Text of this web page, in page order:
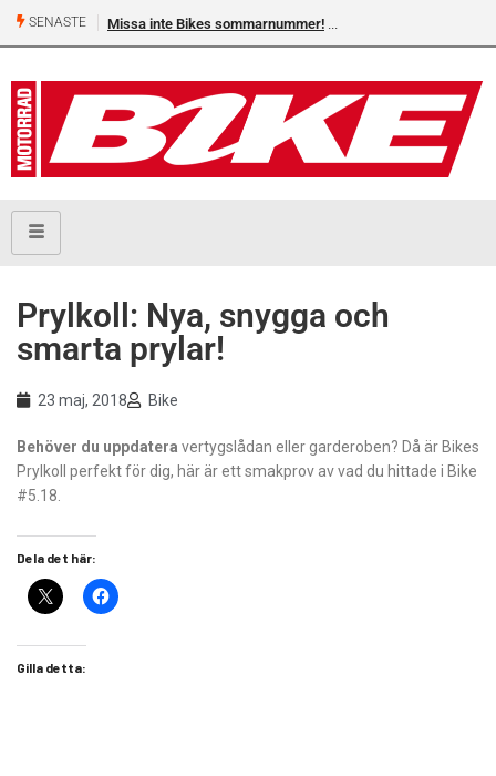
SENASTE Missa inte Bikes sommarnummer!
Prylkoll: Nya, snygga och
smarta prylar!
23 maj, 2018 Bike
Behöver du uppdatera vertygslådan eller garderoben? Då är Bikes
Prylkoll perfekt för dig, här är ett smakprov av vad du hittade i Bike
#5.18.
Dela det här:
Gilla detta: